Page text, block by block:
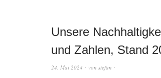
Unsere
und Zahlen, Stand
24. Mai 2024 von stefan